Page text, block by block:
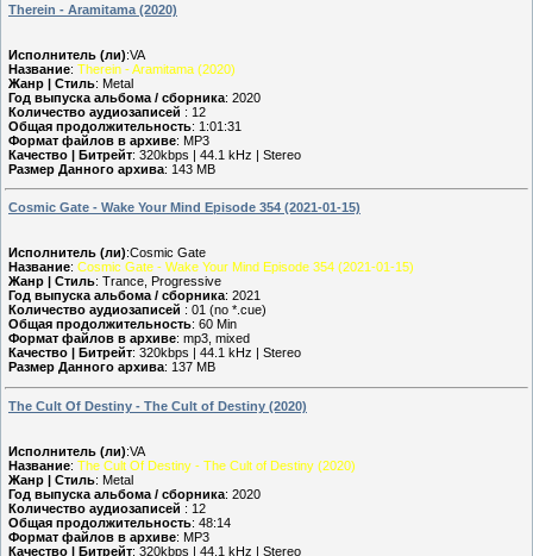
Therein - Aramitama (2020)
Исполнитель (ли):VA
Название: Therein - Aramitama (2020)
Жанр | Стиль: Metal
Год выпуска альбома / сборника: 2020
Количество аудиозаписей : 12
Общая продолжительность: 1:01:31
Формат файлов в архиве: MP3
Качество | Битрейт: 320kbps | 44.1 kHz | Stereo
Размер Данного архива: 143 MB
Cosmic Gate - Wake Your Mind Episode 354 (2021-01-15)
Исполнитель (ли):Cosmic Gate
Название: Cosmic Gate - Wake Your Mind Episode 354 (2021-01-15)
Жанр | Стиль: Trance, Progressive
Год выпуска альбома / сборника: 2021
Количество аудиозаписей : 01 (no *.cue)
Общая продолжительность: 60 Min
Формат файлов в архиве: mp3, mixed
Качество | Битрейт: 320kbps | 44.1 kHz | Stereo
Размер Данного архива: 137 MB
The Cult Of Destiny - The Cult of Destiny (2020)
Исполнитель (ли):VA
Название: The Cult Of Destiny - The Cult of Destiny (2020)
Жанр | Стиль: Metal
Год выпуска альбома / сборника: 2020
Количество аудиозаписей : 12
Общая продолжительность: 48:14
Формат файлов в архиве: MP3
Качество | Битрейт: 320kbps | 44.1 kHz | Stereo